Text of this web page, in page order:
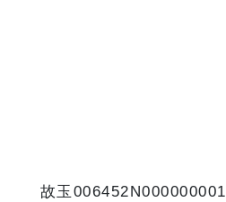
故玉006452N000000001